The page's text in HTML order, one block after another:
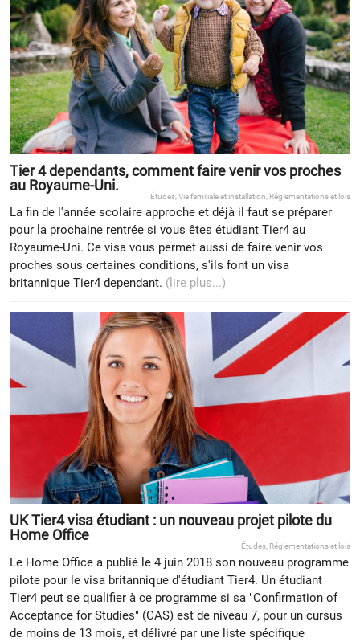
Tier 4 dependants, comment faire venir vos proches
au Royaume-Uni.
Études Vie familiale et installation Réglementations et lois
La fin de l'année scolaire approche et déjà il faut se préparer
pour la prochaine rentrée si vous êtes étudiant Tier4 au
Royaume-Uni. Ce visa vous permet aussi de faire venir vos
proches sous certaines conditions, s'ils font un visa
britannique Tier4 dependant. (lire plus...)
UK Tier4 visa étudiant : un nouveau projet pilote du
Home Office
Études Réglementations et lois
Le Home Office a publié le 4 juin 2018 son nouveau programme
pilote pour le visa britannique d'étudiant Tier4. Un étudiant
Tier4 peut se qualifier à ce programme si sa "Confirmation of
Acceptance for Studies" (CAS) est de niveau 7, pour un cursus
de moins de 13 mois, et délivré par une liste spécifique